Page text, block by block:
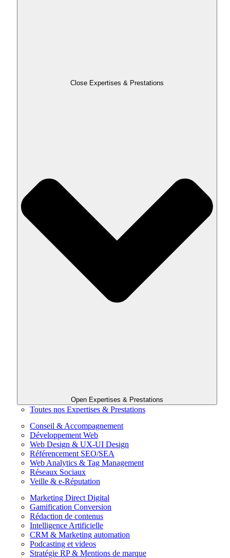
Close Expertises & Prestations
Open Expertises & Prestations
Toutes nos Expertises & Prestations
Conseil & Accompagnement
Développement Web
Web Design & UX-UI Design
Référencement SEO/SEA
Web Analytics & Tag Management
Réseaux Sociaux
Veille & e-Réputation
Marketing Direct Digital
Gamification Conversion
Rédaction de contenus
Intelligence Artificielle
CRM & Marketing automation
Podcasting et videos
Stratégie RP & Mentions de marque